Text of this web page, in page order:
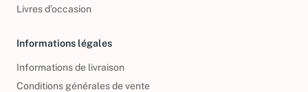
Livres d’occasion
Informations légales
Informations de livraison
Conditions générales de vente